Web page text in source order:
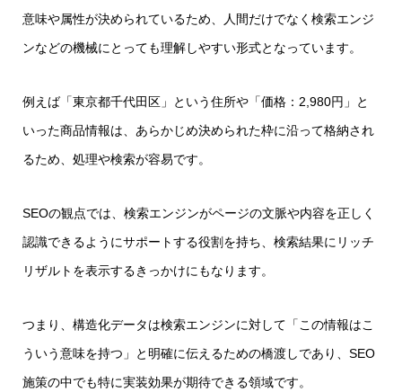
意味や属性が決められているため、人間だけでなく検索エンジ
ンなどの機械にとっても理解しやすい形式となっています。
例えば「東京都千代田区」という住所や「価格：2,980円」と
いった商品情報は、あらかじめ決められた枠に沿って格納され
るため、処理や検索が容易です。
SEOの観点では、検索エンジンがページの文脈や内容を正しく
認識できるようにサポートする役割を持ち、検索結果にリッチ
リザルトを表示するきっかけにもなります。
つまり、構造化データは検索エンジンに対して「この情報はこ
ういう意味を持つ」と明確に伝えるための橋渡しであり、SEO
施策の中でも特に実装効果が期待できる領域です。